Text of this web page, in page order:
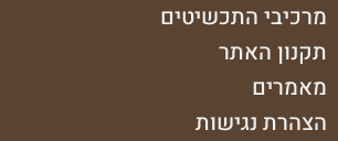
מרכיבי התכשיטים
תקנון האתר
מאמרים
הצהרת נגישות